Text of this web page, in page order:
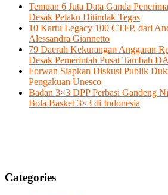
Temuan 6 Juta Data Ganda
Desak Pelaku Ditindak Tegas
10 Kartu Legacy 100 CTFP, dari
Alessandra Giannetto
79 Daerah Kekurangan Anggaran
Desak Pemerintah Pusat Tambah
Forwan Siapkan Diskusi Publik
Pengakuan Unesco
Badan 3×3 DPP Perbasi Gandeng
Bola Basket 3×3 di Indonesia
Categories